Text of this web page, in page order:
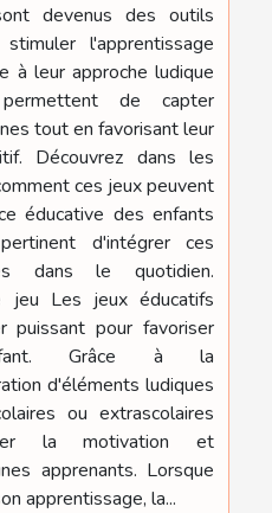
devenus des outils
l'apprentissage
à leur approche ludique
de capter
tout en favorisant leur
Découvrez dans les
ces jeux peuvent
éducative des enfants
d'intégrer ces
dans le quotidien.
jeu Les jeux éducatifs
puissant pour favoriser
Grâce à la
d'éléments ludiques
ou extrascolaires
la motivation et
apprenants. Lorsque
apprentissage, la...